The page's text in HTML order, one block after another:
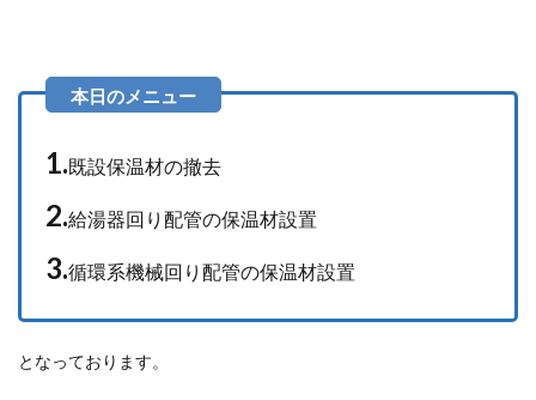
1.既設保温材の撤去
2.給湯器回り配管の保温材設置
3.循環系機械回り配管の保温材設置
となっております。